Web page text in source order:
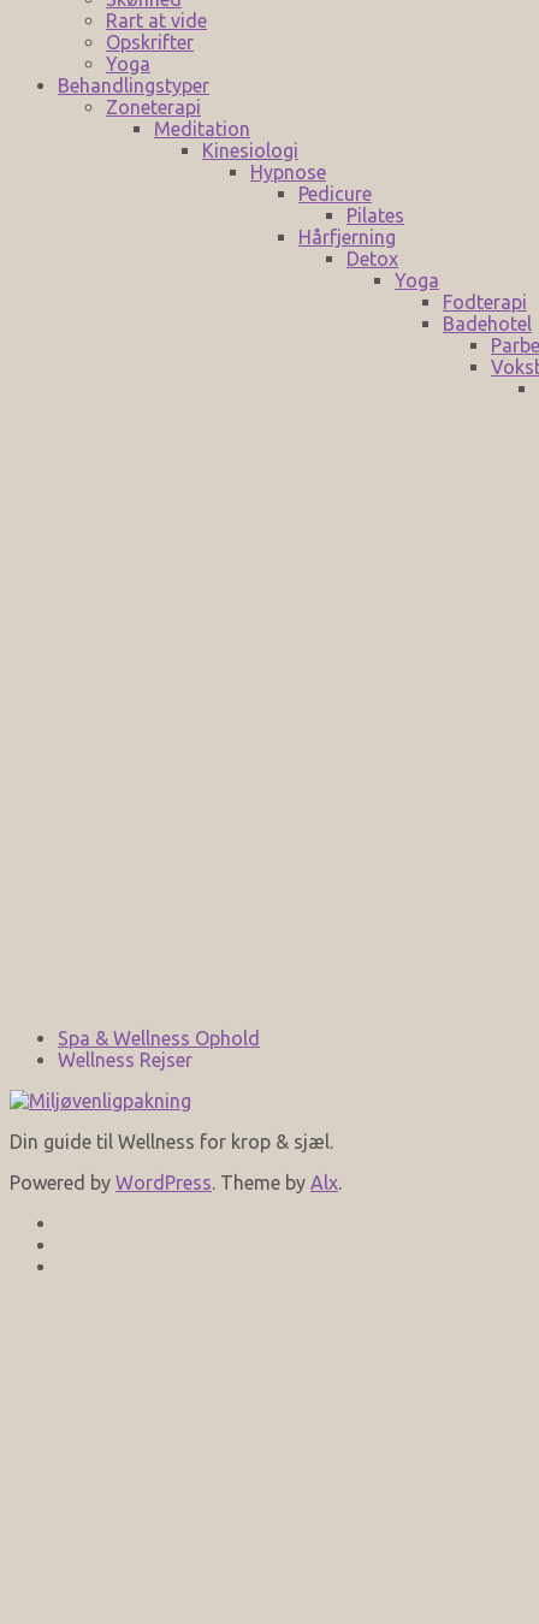
Rart at vide
Opskrifter
Yoga
Behandlingstyper
Zoneterapi
Meditation
Kinesiologi
Hypnose
Pedicure
Pilates
Hårfjerning
Detox
Yoga
Fodterapi
Badehotel
Spa & Wellness Ophold
Wellness Rejser
Din guide til Wellness for krop & sjæl.
Powered by WordPress. Theme by Alx.